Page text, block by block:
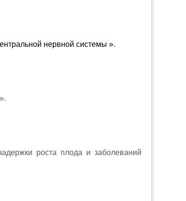
нервной системы ».
роста плода и заболеваний